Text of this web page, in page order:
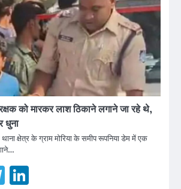
को मारकर लाश ठिकाने लगाने जा रहे थे,
धुना
क्षेत्र के ग्राम मोरिया के समीप रूपनिया डेम में एक
Telegram